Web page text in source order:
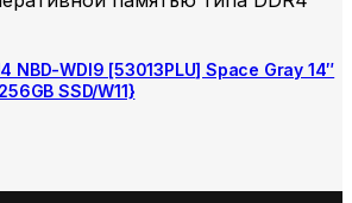
NBD-WDI9 [53013PLU] Space Gray 14″
SSD/W11}